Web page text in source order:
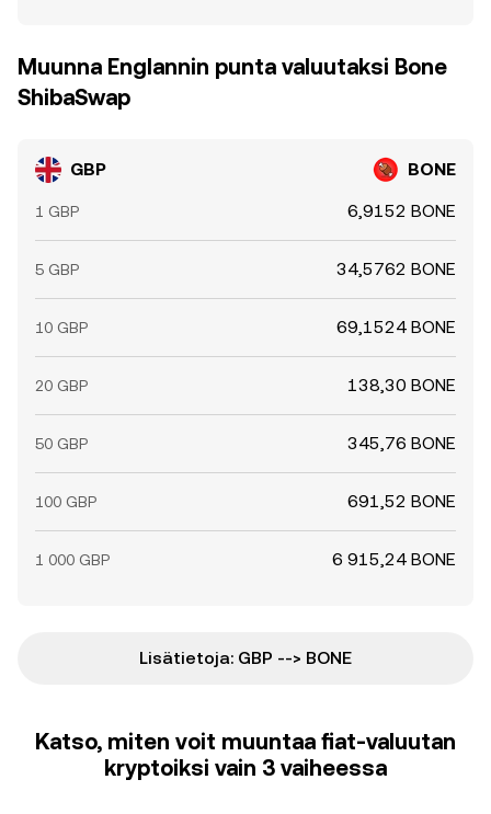
Muunna Englannin punta valuutaksi Bone
ShibaSwap
GBP BONE
1 GBP 6,9152 BONE
5 GBP 34,5762 BONE
10 GBP 69,1524 BONE
20 GBP 138,30 BONE
50 GBP 345,76 BONE
100 GBP 691,52 BONE
1 000 GBP 6 915,24 BONE
Lisätietoja: GBP --> BONE
Katso, miten voit muuntaa fiat-valuutan
kryptoiksi vain 3 vaiheessa